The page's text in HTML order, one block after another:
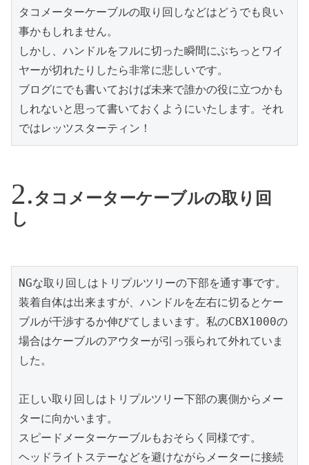
タコメーターケーブルの取り回しなどはどうでも良い
事かもしれません。
しかし、ハンドルをフルに切った瞬間にぶちっとワイ
ヤーが切れたりしたら非常に悲しいです。
ブログにでも書いておけば未来で誰かの役に立つかも
しれないと思って書いておくようにいたします。それ
ではレッツスターティン！
タコメーターケーブルの取り回
し
NGな取り回しはトリプルツリーの下部を通す事です。
装着自体は出来ますが、ハンドルを左右に切るとケー
ブルが干渉するか伸びてしまいます。私のCBX1000の
場合はケーブルのアウターが引っ張られて外れていま
した。
正しい取り回しはトリプルツリー下部の裏側からメー
ターに向かいます。
スピードメーターケーブルもおそらく同様です。
ヘッドライトステーなどを避けながらメーターに接続